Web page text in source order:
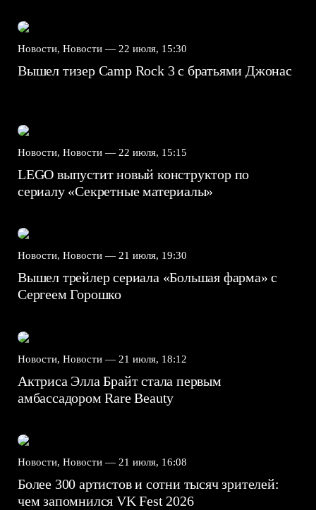
Новости, Новости — 22 июля, 15:30
Вышел тизер Camp Rock 3 с братьями Джонас
Новости, Новости — 22 июля, 15:15
LEGO выпустит новый конструктор по
сериалу «Секретные материалы»
Новости, Новости — 21 июля, 19:30
Вышел трейлер сериала «Большая фарма» с
Сергеем Горошко
Новости, Новости — 21 июля, 18:12
Актриса Элла Брайт стала первым
амбассадором Rare Beauty
Новости, Новости — 21 июля, 16:08
Более 300 артистов и сотни тысяч зрителей:
чем запомнился VK Fest 2026